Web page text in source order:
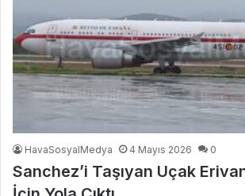
HavaSosyalMedya 4 Mayıs 2026 0
Sanchez’i Taşıyan Uçak